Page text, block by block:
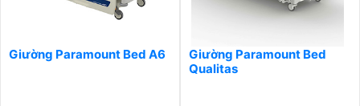
Giường Paramount Bed A6
Giường Paramount Bed
Qualitas